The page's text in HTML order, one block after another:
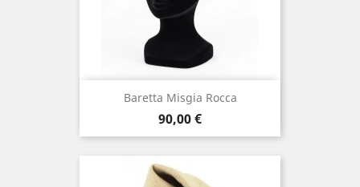
Baretta Misgia Rocca
Prix
90,00 €